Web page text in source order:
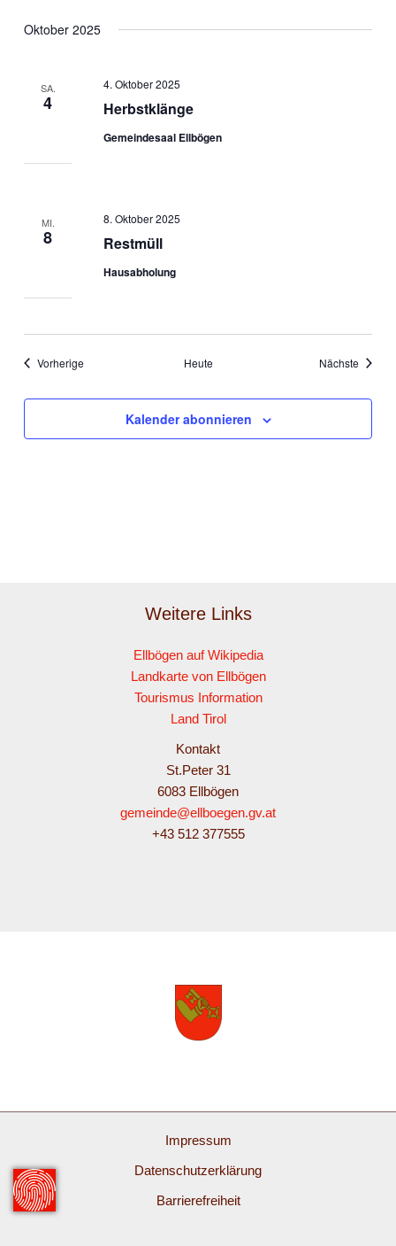
Oktober 2025
SA.
4 Herbstklänge
4. Oktober 2025
Gemeindesaal Ellbögen
MI.
8 Restmüll
8. Oktober 2025
Hausabholung
Vorherige Heute Nächste
Kalender abonnieren
Weitere Links
Ellbögen auf Wikipedia
Landkarte von Ellbögen
Tourismus Information
Land Tirol
Kontakt
St.Peter 31
6083 Ellbögen
gemeinde@ellboegen.gv.at
+43 512 377555
Impressum
Datenschutzerklärung
Barrierefreiheit